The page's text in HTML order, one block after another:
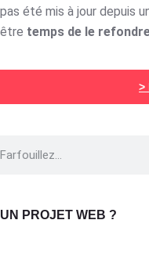
pas été mis à jour depuis
être temps de le
>
UN PROJET WEB ?